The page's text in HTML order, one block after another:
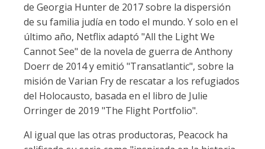
de Georgia Hunter de 2017 sobre la dispersión
de su familia judía en todo el mundo. Y solo en el
último año, Netflix adaptó "All the Light We
Cannot See" de la novela de guerra de Anthony
Doerr de 2014 y emitió "Transatlantic", sobre la
misión de Varian Fry de rescatar a los refugiados
del Holocausto, basada en el libro de Julie
Orringer de 2019 "The Flight Portfolio".
Al igual que las otras productoras, Peacock ha